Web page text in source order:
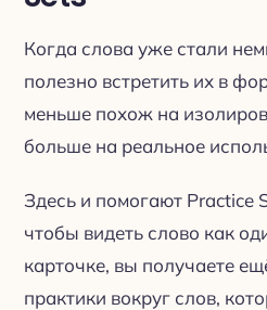
Когда слова уже стали
полезно встретить их в
меньше похож на
больше на реальное
Здесь и помогают Practice
чтобы видеть слово как
карточке, вы получаете
практики вокруг слов,